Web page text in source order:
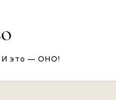
И это — ОНО!